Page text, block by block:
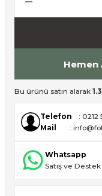
Hemen
Bu ürünü satın alarak
Telefon
: 0212
Mail
:
Whatsapp
Satış ve Destek